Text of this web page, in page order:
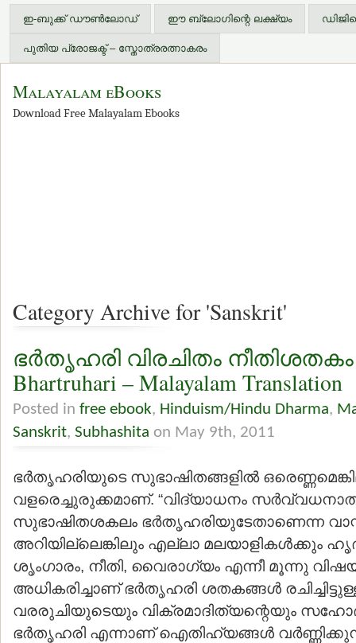
ഇ-ബുക്ക് ഡൗണ്‍ലോഡ് ഈ ബ്ലോഗിന്റെ ലക്ഷ്യം
പുതിയ പ്രോജക്ട് – സ്തോത്രരത്നാകരം
Malayalam eBooks
Download Free Malayalam Ebooks
Category Archive for 'Sanskrit'
ഭര്‍തൃഹരി വിരചിതം നീതിശതകം –
Bhartruhari – Malayalam Translation
Posted in free ebook, Hinduism/Hindu Dharma,
Sanskrit, Subhashita on May 9th, 2011
ഭര്‍തൃഹരിയുടെ സുഭാഷിതങ്ങളില്‍
വളരെച്ചുരുക്കമാണ്. “വിദ്യാധനം
സുഭാഷിതശകലം ഭര്‍തൃഹരിയുടേതാണെന്ന
അറിയില്ലെങ്കിലും എല്ലാ മലയാളികള്‍ക്കും
ശൃംഗാരം, നീതി, വൈരാഗ്യം എന്നീ മൂന്നു
അധികരിച്ചാണ് ഭര്‍തൃഹരി ശതകങ്ങള്‍
വരരുചിയുടെയും വിക്രമാദിത്യന്റെയും
ഭര്‍തൃഹരി എന്നാണ് ഐതിഹ്യങ്ങള്‍